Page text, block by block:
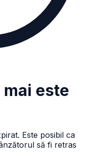
este
Este posibil ca
să fi retras